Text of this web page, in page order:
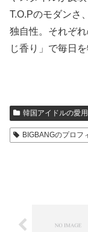
T.O.Pのモダンさ
独自性。それぞ
じ香り」で毎日
韓国アイドルの愛
BIGBANGのプロフ